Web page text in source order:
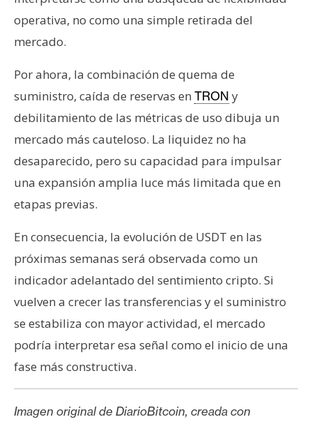
operativa, no como una simple retirada del
mercado.
Por ahora, la combinación de quema de
suministro, caída de reservas en TRON y
debilitamiento de las métricas de uso dibuja un
mercado más cauteloso. La liquidez no ha
desaparecido, pero su capacidad para impulsar
una expansión amplia luce más limitada que en
etapas previas.
En consecuencia, la evolución de USDT en las
próximas semanas será observada como un
indicador adelantado del sentimiento cripto. Si
vuelven a crecer las transferencias y el suministro
se estabiliza con mayor actividad, el mercado
podría interpretar esa señal como el inicio de una
fase más constructiva.
Imagen original de DiarioBitcoin, creada con